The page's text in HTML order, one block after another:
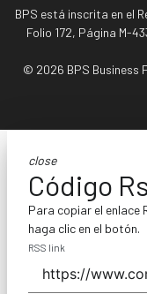
BPS está inscrita en el
Folio 172, Página M-
© 2026 BPS Business
close
Código
Para copiar el enlace
haga clic en el botón.
RSS link